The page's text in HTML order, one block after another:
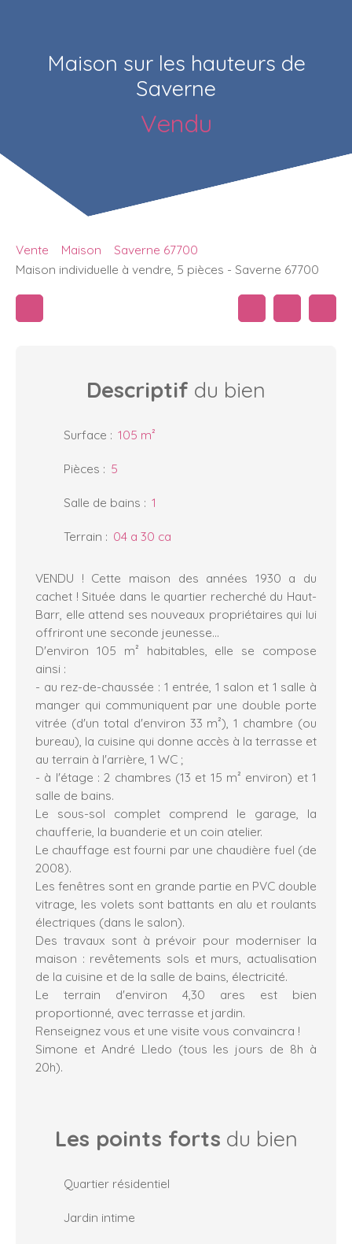
Maison sur les hauteurs de
Saverne
Vendu
Vente Maison
Saverne 67700
Maison individuelle à vendre, 5 pièces - Saverne 67700
Descriptif du bien
Surface : 105 m²
Pièces : 5
Salle de bains : 1
Terrain : 04 a 30 ca
VENDU ! Cette maison des années 1930 a du
cachet ! Située dans le quartier recherché du Haut-
Barr, elle attend ses nouveaux propriétaires qui lui
offriront une seconde jeunesse...
D'environ 105 m² habitables, elle se compose
ainsi :
- au rez-de-chaussée : 1 entrée, 1 salon et 1 salle à
manger qui communiquent par une double porte
vitrée (d'un total d'environ 33 m²), 1 chambre (ou
bureau), la cuisine qui donne accès à la terrasse et
au terrain à l'arrière, 1 WC ;
- à l'étage : 2 chambres (13 et 15 m² environ) et 1
salle de bains.
Le sous-sol complet comprend le garage, la
chaufferie, la buanderie et un coin atelier.
Le chauffage est fourni par une chaudière fuel (de
2008).
Les fenêtres sont en grande partie en PVC double
vitrage, les volets sont battants en alu et roulants
électriques (dans le salon).
Des travaux sont à prévoir pour moderniser la
maison : revêtements sols et murs, actualisation
de la cuisine et de la salle de bains, électricité.
Le terrain d'environ 4,30 ares est bien
proportionné, avec terrasse et jardin.
Renseignez vous et une visite vous convaincra !
Simone et André Lledo (tous les jours de 8h à
20h).
Les points forts du bien
Quartier résidentiel
Jardin intime